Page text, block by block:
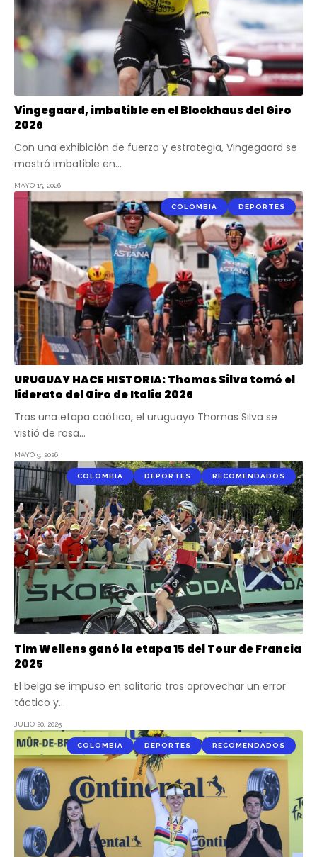
Vingegaard, imbatible en el Blockhaus del Giro
2026
Con una exhibición de fuerza y estrategia, Vingegaard se
mostró imbatible en…
MAYO 15, 2026
COLOMBIA DEPORTES
URUGUAY HACE HISTORIA: Thomas Silva tomó el
liderato del Giro de Italia 2026
Tras una etapa caótica, el uruguayo Thomas Silva se
vistió de rosa…
MAYO 9, 2026
COLOMBIA DEPORTES RECOMENDADOS
Tim Wellens ganó la etapa 15 del Tour de Francia
2025
El belga se impuso en solitario tras aprovechar un error
táctico y…
JULIO 20, 2025
COLOMBIA DEPORTES RECOMENDADOS